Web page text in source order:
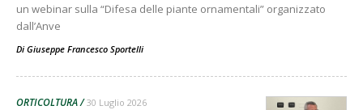
un webinar sulla “Difesa delle piante ornamentali” organizzato
dall’Anve
Di Giuseppe Francesco Sportelli
ORTICOLTURA 30 Luglio 2026